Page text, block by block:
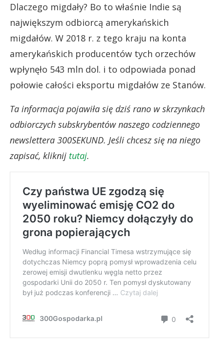
Dlaczego migdały? Bo to właśnie Indie są
największym odbiorcą amerykańskich
migdałów. W 2018 r. z tego kraju na konta
amerykańskich producentów tych orzechów
wpłynęło 543 mln dol. i to odpowiada ponad
połowie całości eksportu migdałów ze Stanów.
Ta informacja pojawiła się dziś rano w skrzynkach
odbiorczych subskrybentów naszego codziennego
newslettera 300SEKUND. Jeśli chcesz się na niego
zapisać, kliknij tutaj.